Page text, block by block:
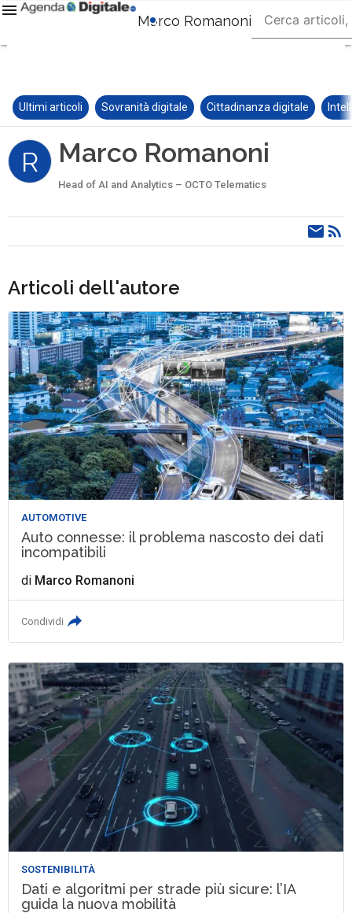
Marco Romanoni
Ultimi articoli Sovranità digitale Cittadinanza digitale
R Marco Romanoni
Head of AI and Analytics – OCTO Telematics
Articoli dell'autore
AUTOMOTIVE
Auto connesse: il problema nascosto dei dati
incompatibili
di Marco Romanoni
Condividi
SOSTENIBILITÀ
Dati e algoritmi per strade più sicure: l’IA
guida la nuova mobilità